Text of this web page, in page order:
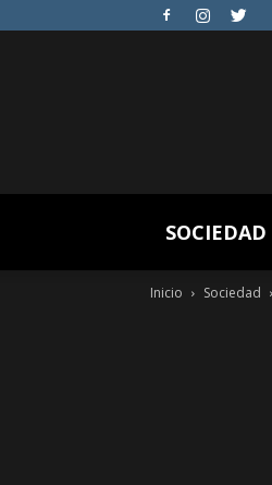
SOCIEDAD
Inicio Sociedad